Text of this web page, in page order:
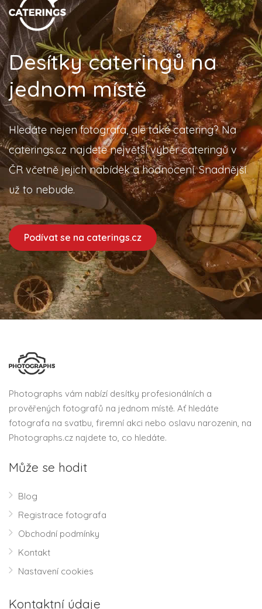
Desítky cateringů na
jednom místě
Hledáte nejen fotografa, ale také catering? Na
caterings.cz najdete největší výběr cateringů v
ČR včetně jejich nabídek a hodnocení. Snadnější
už to nebude.
Podívat se na caterings.cz
Photographs vám nabízí desítky profesionálních a
prověřených fotografů na jednom místě. Ať hledáte
fotografa na svatbu, firemní akci nebo oslavu narozenin, na
Photographs.cz najdete to, co hledáte.
Může se hodit
Blog
Registrace fotografa
Obchodní podmínky
Kontakt
Nastavení cookies
Kontaktní údaje